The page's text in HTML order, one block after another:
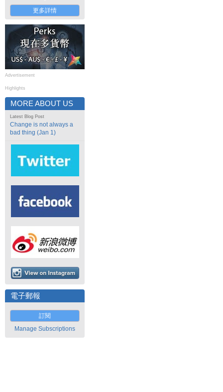
更多詳情
Advertisement
Highlights
MORE ABOUT US
Latest Blog Post
Change is not always a
bad thing (Jan 1)
電子郵報
訂閱
Manage Subscriptions